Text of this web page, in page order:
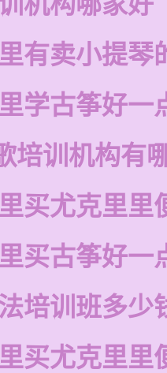
有卖小提琴
学古筝好一
培训机构有
买尤克里里
买古筝好一
培训班多少
买尤克里里